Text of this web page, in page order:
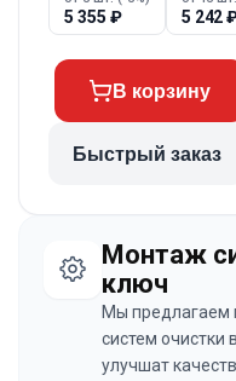
5 355 ₽ 5 242
В корзину
Быстрый заказ
Монтаж
ключ
Мы предлагаем
систем очистки
улучшат